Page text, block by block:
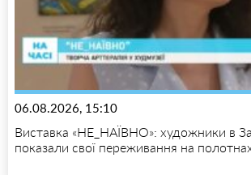
06.08.2026, 15:10
Виставка «НЕ_НАЇВНО»: художники в
показали свої переживання на